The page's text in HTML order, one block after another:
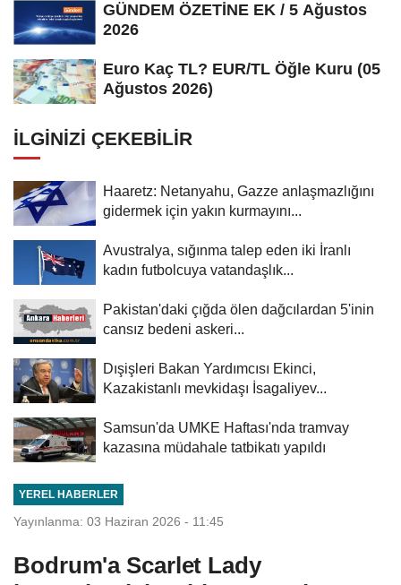
GÜNDEM ÖZETİNE EK / 5 Ağustos
2026
Euro Kaç TL? EUR/TL Öğle Kuru (05
Ağustos 2026)
İLGINIZI ÇEKEBILIR
Haaretz: Netanyahu, Gazze anlaşmazlığını
gidermek için yakın kurmayını...
Avustralya, sığınma talep eden iki İranlı
kadın futbolcuya vatandaşlık...
Pakistan'daki çığda ölen dağcılardan 5'inin
cansız bedeni askeri...
Dışişleri Bakan Yardımcısı Ekinci,
Kazakistanlı mevkidaşı İsagaliyev...
Samsun'da UMKE Haftası'nda tramvay
kazasına müdahale tatbikatı yapıldı
YEREL HABERLER
Yayınlanma: 03 Haziran 2026 - 11:45
Bodrum'a Scarlet Lady